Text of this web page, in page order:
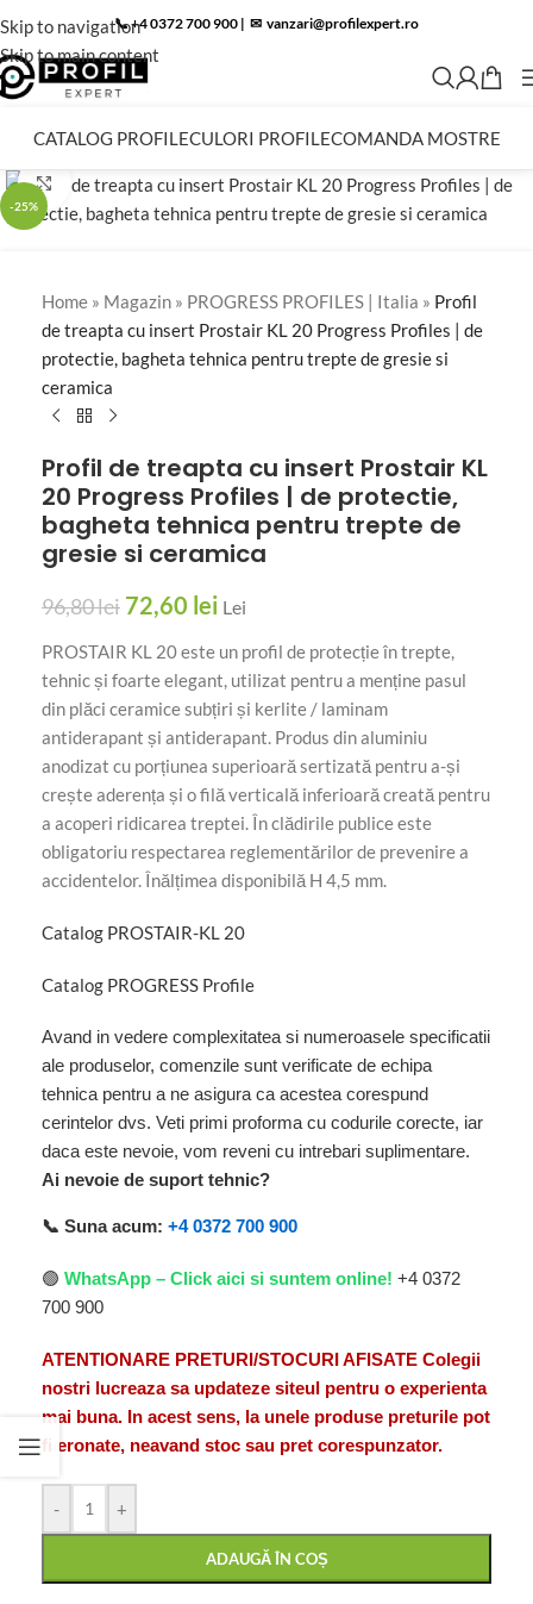
Skip to navigation
Skip to main content
📞 +4 0372 700 900 | ✉︎ vanzari@profilexpert.ro
CATALOG PROFILECULORI PROFILECOMANDA MOSTRE
-25%
Click to enlarge
Home » Magazin » PROGRESS PROFILES | Italia » Profil
de treapta cu insert Prostair KL 20 Progress Profiles | de
protectie, bagheta tehnica pentru trepte de gresie si
ceramica
Profil de treapta cu insert Prostair KL
20 Progress Profiles | de protectie,
bagheta tehnica pentru trepte de
gresie si ceramica
96,80lei 72,60 lei Lei
PROSTAIR KL 20 este un profil de protecție în trepte,
tehnic și foarte elegant, utilizat pentru a menține pasul
din plăci ceramice subțiri și kerlite / laminam
antiderapant și antiderapant. Produs din aluminiu
anodizat cu porțiunea superioară sertizată pentru a-și
crește aderența și o filă verticală inferioară creată pentru
a acoperi ridicarea treptei. În clădirile publice este
obligatoriu respectarea reglementărilor de prevenire a
accidentelor. Înălțimea disponibilă H 4,5 mm.
Catalog PROSTAIR-KL 20
Catalog PROGRESS Profile
Avand in vedere complexitatea si numeroasele specificatii
ale produselor, comenzile sunt verificate de echipa
tehnica pentru a ne asigura ca acestea corespund
cerintelor dvs. Veti primi proforma cu codurile corecte, iar
daca este nevoie, vom reveni cu intrebari suplimentare.
Ai nevoie de suport tehnic?
📞 Suna acum: +4 0372 700 900
🟢 WhatsApp – Click aici si suntem online! +4 0372
700 900
ATENTIONARE PRETURI/STOCURI AFISATE Colegii
nostri lucreaza sa updateze siteul pentru o experienta
mai buna. In acest sens, la unele produse preturile pot
fi eronate, neavand stoc sau pret corespunzator.
- +
ADAUGĂ ÎN COȘ